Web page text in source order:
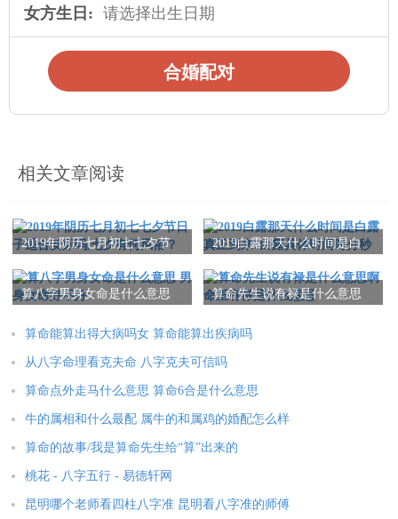
对通过对生日来看婚姻方向的测算，可以为我们提供部分有关婚
姻的启示与指引。虽然生日并不能决定一个人的婚姻命运，但认
识自身的特征 与与谐配对的原则，可以为我们选择合适的配偶提
才能共同创造一个幸福美满的家庭。
女方生日:
合婚配对
相关文章阅读
2019年阴历七月初七七夕节
俗？
2019白露那天什么时间是白
分秒
算八字男身女命是什么意思
算命先生说有禄是什么意思
算命能算出得大病吗女 算命能算出疾病吗
从八字命理看克夫命 八字克夫可信吗
算命点外走马什么意思 算命6合是什么意思
牛的属相和什么最配 属牛的和属鸡的婚配怎么样
算命的故事/我是算命先生给“算”出来的
桃花 - 八字五行 - 易德轩网
昆明哪个老师看四柱八字准 昆明看八字准的师傅